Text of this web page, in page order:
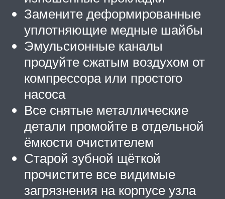
Замените деформированные
уплотняющие медные шайбы
Эмульсионные каналы
продуйте сжатым воздухом от
компрессора или простого
насоса
Все снятые металлические
детали промойте в отдельной
ёмкости очистителем
Старой зубной щёткой
прочистите все видимые
загрязнения на корпусе узла